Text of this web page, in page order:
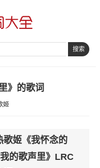
搜索
》的歌词
姬
歌姬《我怀念的
的歌声里》LRC